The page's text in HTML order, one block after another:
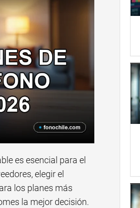
es esencial para el
elegir el
los planes más
la mejor decisión.